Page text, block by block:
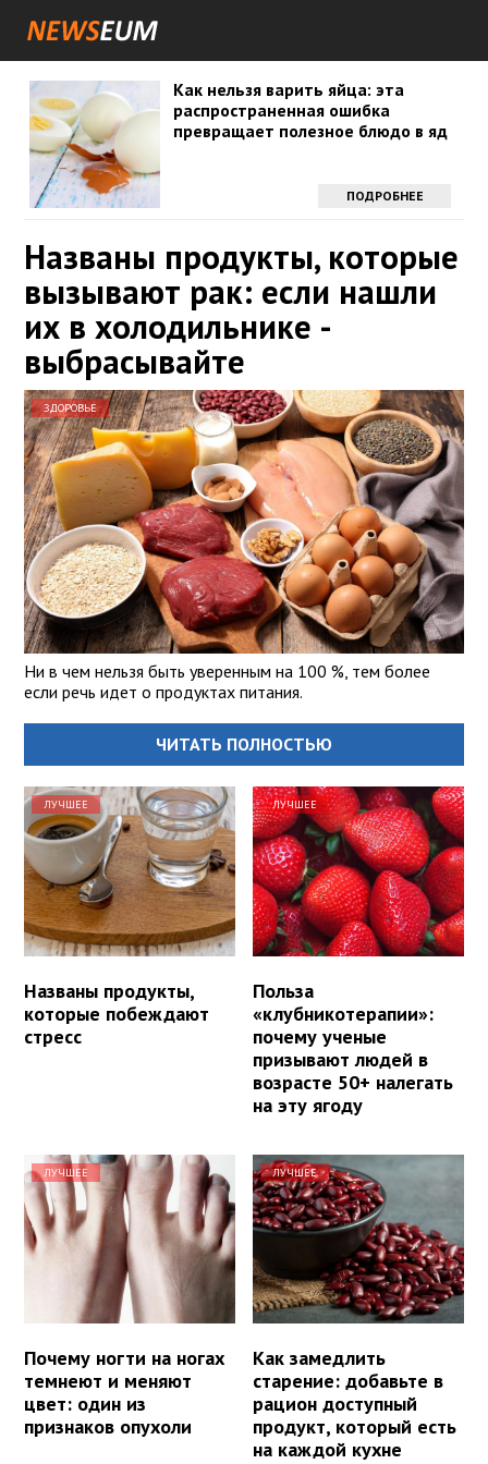
Как нельзя варить яйца: эта
распространенная ошибка
превращает полезное блюдо в яд
ПОДРОБНЕЕ
Названы продукты, которые
вызывают рак: если нашли
их в холодильнике -
выбрасывайте
ЗДОРОВЬЕ
Ни в чем нельзя быть уверенным на 100 %, тем более
если речь идет о продуктах питания.
ЧИТАТЬ ПОЛНОСТЬЮ
ЛУЧШЕЕ
Названы продукты,
которые побеждают
стресс
ЛУЧШЕЕ
Польза
«клубникотерапии»:
почему ученые
призывают людей в
возрасте 50+ налегать
на эту ягоду
ЛУЧШЕЕ
Почему ногти на ногах
темнеют и меняют
цвет: один из
признаков опухоли
ЛУЧШЕЕ
Как замедлить
старение: добавьте в
рацион доступный
продукт, который есть
на каждой кухне